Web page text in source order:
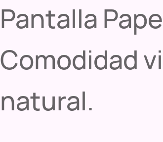
Pantalla
Comodidad
natural.